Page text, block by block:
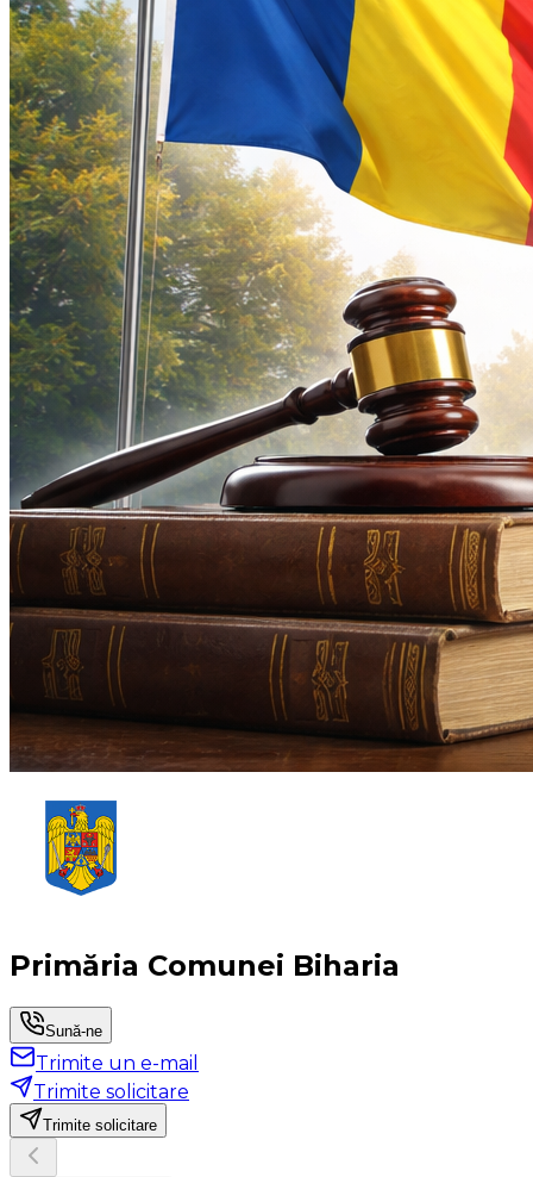
Primăria Comunei Biharia
Sună-ne
Trimite un e-mail
Trimite solicitare
Trimite solicitare